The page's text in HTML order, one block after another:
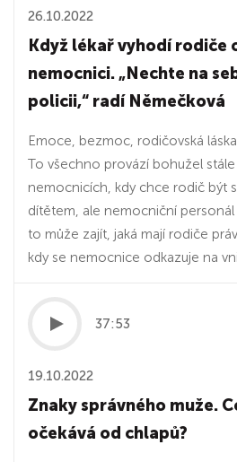
26.10.2022
Když lékař vyhodí rodiče
nemocnici. „Nechte na
policii,“ radí Němečková
Emoce, bezmoc, rodičovská
To všechno provází bohužel
nemocnicích, kdy chce rodič být
dítětem, ale nemocniční personál
to může zajít, jaká mají rodiče
kdy se nemocnice odkazuje na
37:53
19.10.2022
Znaky správného muže.
očekává od chlapů?